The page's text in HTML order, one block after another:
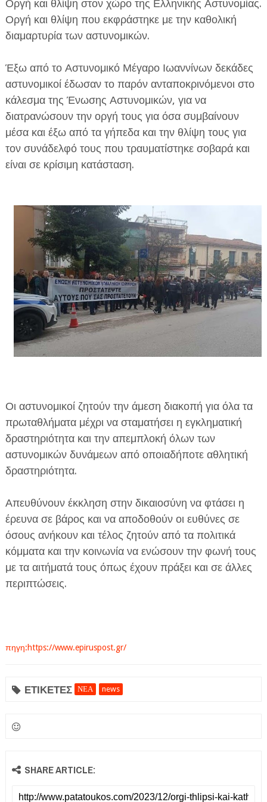
ΕΦΗΜΕΡΙΔΑ Η ΠΑΡΓΑ
ΠΛΗΡΟΦΟΡΙΕΣ
Οργή και θλίψη στον χώρο της Ελληνικής Αστυνομίας.
Οργή και θλίψη που εκφράστηκε με την καθολική
διαμαρτυρία των αστυνομικών.
Έξω από το Αστυνομικό Μέγαρο Ιωαννίνων δεκάδες
αστυνομικοί έδωσαν το παρόν ανταποκρινόμενοι στο
κάλεσμα της Ένωσης Αστυνομικών, για να
διατρανώσουν την οργή τους για όσα συμβαίνουν
μέσα και έξω από τα γήπεδα και την θλίψη τους για
τον συνάδελφό τους που τραυματίστηκε σοβαρά και
είναι σε κρίσιμη κατάσταση.
Οι αστυνομικοί ζητούν την άμεση διακοπή για όλα τα
πρωταθλήματα μέχρι να σταματήσει η εγκληματική
δραστηριότητα και την απεμπλοκή όλων των
αστυνομικών δυνάμεων από οποιαδήποτε αθλητική
δραστηριότητα.
Απευθύνουν έκκληση στην δικαιοσύνη να φτάσει η
έρευνα σε βάρος και να αποδοθούν οι ευθύνες σε
όσους ανήκουν και τέλος ζητούν από τα πολιτικά
κόμματα και την κοινωνία να ενώσουν την φωνή τους
με τα αιτήματά τους όπως έχουν πράξει και σε άλλες
περιπτώσεις.
πηγη:https://www.epiruspost.gr/
ΕΤΙΚΕΤΕΣ ΝΕΑ news
SHARE ARTICLE: